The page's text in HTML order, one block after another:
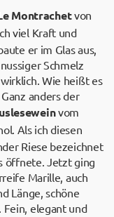
Montrachetvon
viel Kraft und
er im Glas aus,
Schmelz
Wie heißt es
anders der
vom
Als ich diesen
Riese bezeichnet
öffnete. Jetzt ging
Marille, auch
Länge, schöne
Fein, elegant und